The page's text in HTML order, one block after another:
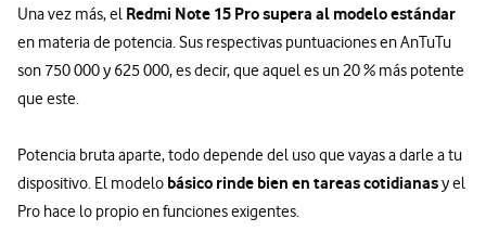
Una vez más, el Redmi Note 15 Pro supera al modelo estándar
en materia de potencia. Sus respectivas puntuaciones en AnTuTu
son 750 000 y 625 000, es decir, que aquel es un 20 % más potente
que este.
Potencia bruta aparte, todo depende del uso que vayas a darle a tu
dispositivo. El modelo básico rinde bien en tareas cotidianasy el
Pro hace lo propio en funciones exigentes.